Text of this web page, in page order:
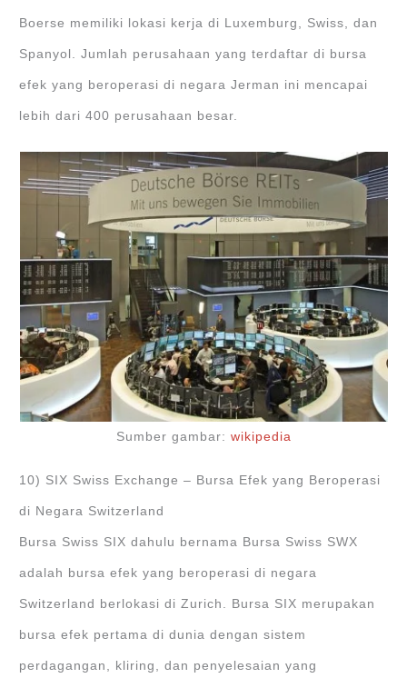
Boerse memiliki lokasi kerja di Luxemburg, Swiss, dan
Spanyol. Jumlah perusahaan yang terdaftar di bursa
efek yang beroperasi di negara Jerman ini mencapai
lebih dari 400 perusahaan besar.
Sumber gambar: wikipedia
10) SIX Swiss Exchange – Bursa Efek yang Beroperasi
di Negara Switzerland
Bursa Swiss SIX dahulu bernama Bursa Swiss SWX
adalah bursa efek yang beroperasi di negara
Switzerland berlokasi di Zurich. Bursa SIX merupakan
bursa efek pertama di dunia dengan sistem
perdagangan, kliring, dan penyelesaian yang